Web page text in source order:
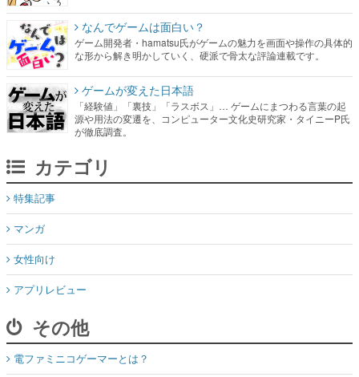
なんでゲームは面白い？
ゲーム開発者・hamatsu氏がゲームの魅力を画面や操作の具体的
な形から解き明かしていく、硬派で骨太な評論連載です。
ゲームが変えた日本語
「経験値」「裏技」「ラスボス」… ゲームにまつわる言葉の起
源や用法の変遷を、コンピューター文化史研究家・タイニーP氏
が徹底調査。
カテゴリ
特集記事
マンガ
女性向け
アプリレビュー
その他
電ファミニコゲーマーとは？